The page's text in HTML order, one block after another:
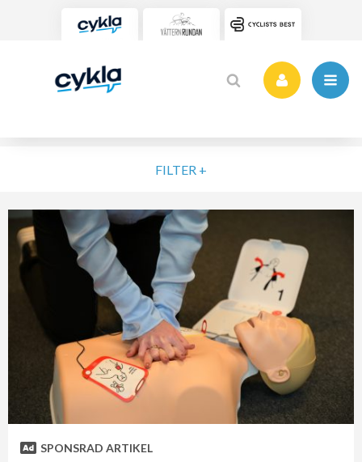
FILTER +
ELIT MOTION NYBÖRJARE
VARDAG
POPULÄRA TAGGAR
Motionslopp
Cykling
Cykelveckan 2025
MTB
Träning
Vättern Bike Games
MTB-Lopp
Cykelveckan 2021
Cykelveckan 2026
Hjärt-Lungräddning
SORTERA PÅ
RENSA
SPONSRAD ARTIKEL